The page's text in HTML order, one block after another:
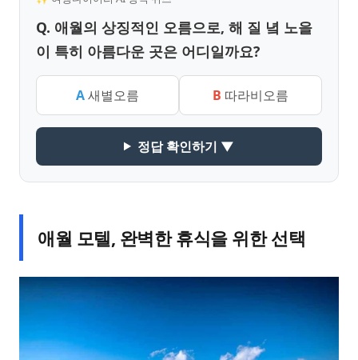
Q. 애월의 상징적인 오름으로, 해 질 녘 노을
이 특히 아름다운 곳은 어디일까요?
A새별오름 B 따라비오름
정답 확인하기 ▼
애월 모텔, 완벽한 휴식을 위한 선택